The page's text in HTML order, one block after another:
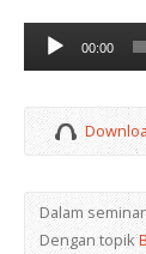
Audio
Player
00:00
Dalam seminar
Dengan topik